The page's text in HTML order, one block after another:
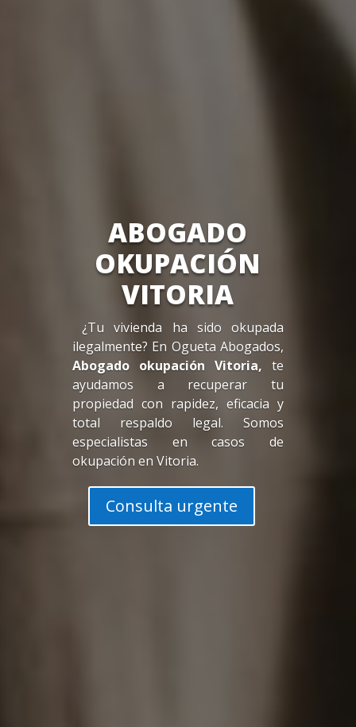
ABOGADO
OKUPACIÓN
VITORIA
¿Tu vivienda ha sido okupada
ilegalmente? En Ogueta Abogados,
Abogado okupación Vitoria, te
ayudamos a recuperar tu
propiedad con rapidez, eficacia y
total respaldo legal. Somos
especialistas en casos de
okupación en Vitoria.
Consulta urgente